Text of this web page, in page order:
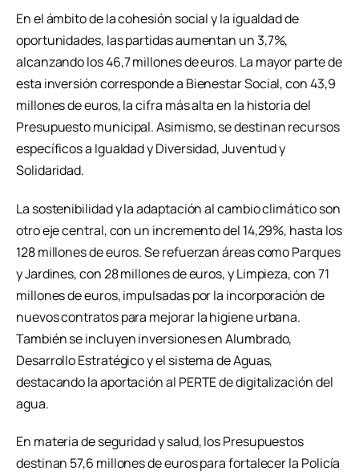
En el ámbito de la cohesión social y la igualdad de
oportunidades, las partidas aumentan un 3,7%,
alcanzando los 46,7 millones de euros. La mayor parte de
esta inversión corresponde a Bienestar Social, con 43,9
millones de euros, la cifra más alta en la historia del
Presupuesto municipal. Asimismo, se destinan recursos
específicos a Igualdad y Diversidad, Juventud y
Solidaridad.
La sostenibilidad y la adaptación al cambio climático son
otro eje central, con un incremento del 14,29%, hasta los
128 millones de euros. Se refuerzan áreas como Parques
y Jardines, con 28 millones de euros, y Limpieza, con 71
millones de euros, impulsadas por la incorporación de
nuevos contratos para mejorar la higiene urbana.
También se incluyen inversiones en Alumbrado,
Desarrollo Estratégico y el sistema de Aguas,
destacando la aportación al PERTE de digitalización del
agua.
En materia de seguridad y salud, los Presupuestos
destinan 57,6 millones de euros para fortalecer la Policía